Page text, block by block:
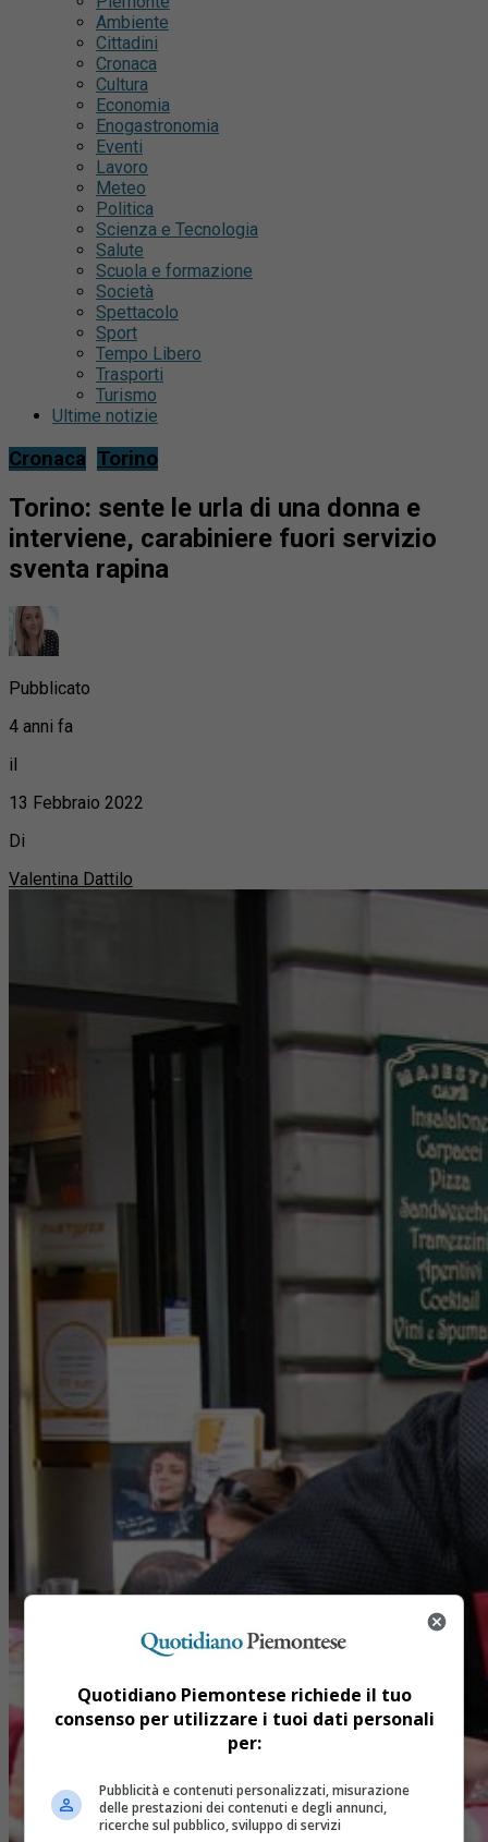
Ambiente
Cittadini
Cronaca
Cultura
Economia
Enogastronomia
Eventi
Lavoro
Meteo
Politica
Scienza e Tecnologia
Salute
Scuola e formazione
Società
Spettacolo
Sport
Tempo Libero
Trasporti
Turismo
Ultime notizie
Cronaca Torino
Torino: sente le urla di una donna e
interviene, carabiniere fuori servizio
sventa rapina
Pubblicato
4 anni fa
il
13 Febbraio 2022
Di
Valentina Dattilo
Quotidiano Piemontese richiede il tuo
consenso per utilizzare i tuoi dati personali
per:
Pubblicità e contenuti personalizzati, misurazione
delle prestazioni dei contenuti e degli annunci,
ricerche sul pubblico, sviluppo di servizi